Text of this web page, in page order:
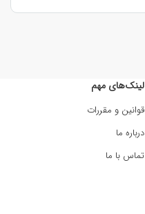
لینک‌های مهم
قوانین و مقررات
درباره ما
تماس با ما